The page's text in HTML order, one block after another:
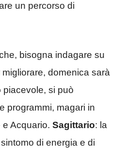
un percorso di
bisogna indagare su
domenica sarà
piacevole, si può
programmi, magari in
Acquario. Sagittario: la
di energia e di